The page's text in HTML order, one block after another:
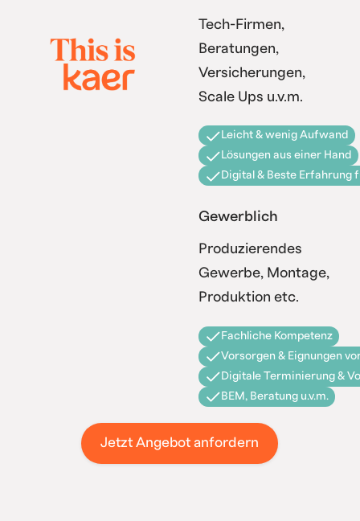
Tech-Firmen,
Beratungen,
Versicherungen,
Scale Ups u.v.m.
Leicht & wenig Aufwand
Lösungen aus einer Hand
Digital & Beste Erfahrung
Gewerblich
Produzierendes
Gewerbe, Montage,
Produktion etc.
Fachliche Kompetenz
Vorsorgen & Eignungen
Digitale Terminierung &
BEM, Beratung u.v.m.
Jetzt Angebot anfordern